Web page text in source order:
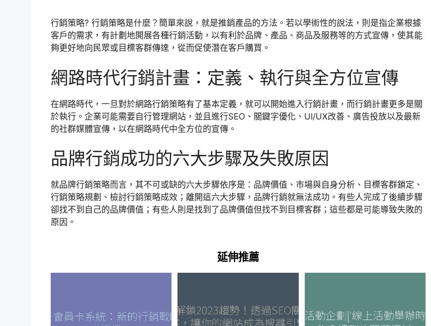
行銷策略? 行銷策略是什麼？簡單來說，就是推銷產品的方法。若以學術性的說法，則是指企業根據
客戶的需求，有計劃地開展各種行銷活動，以有利於品牌、產品、商品及服務等的方式宣傳，使其能
夠更好地向民眾或目標客群傳達，從而促使潛在客戶購買。
網路時代行銷計畫：定義、執行與全方位宣傳
在網路時代，一旦對於網路行銷策略有了基本定義，就可以開始進入行銷計畫，而行銷計畫更多是關
於執行。企業可能需要自行管理網站，並且進行SEO、關鍵字優化、UI/UX改善、廣告投放以及最新
的社群媒體宣傳，以在網路時代中全方位的宣傳。
品牌行銷成功的六大步驟及失敗原因
就品牌行銷策略而言，其不可或缺的六大步驟依序是：品牌價值、市場與自身分析、目標客群鎖定、
行銷策略規劃、檢討行銷策略成效；離開這六大步驟，品牌行銷就無法成功。有些人完成了後續步驟
卻找不到自己的品牌價值；有些人則是找到了品牌價值但找不到目標客群；這些都是可能導致失敗的
原因。
延伸推薦